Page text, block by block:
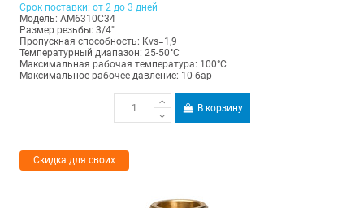
Срок поставки: от 2 до 3 дней
Модель: AM6310C34
Размер резьбы: 3/4"
Пропускная способность: Kvs=1,9
Температурный диапазон: 25-50°С
Максимальная рабочая температура: 100°C
Максимальное рабочее давление: 10 бар
В корзину
Скидка для своих